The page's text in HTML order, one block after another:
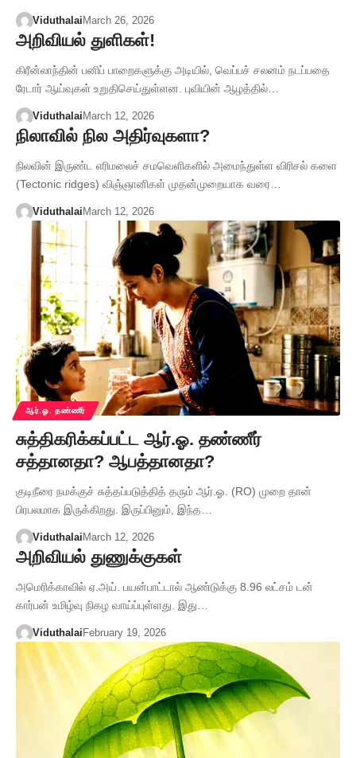
Viduthalai March 26, 2026
அறிவியல் துளிகள்!
கிரீன்லாந்தின் பனிப் பாறைகளுக்கு அடியில், வெப்பச் சலனம் நடப்பதை
ரேடார் ஆய்வுகள் உறுதிசெய்துள்ளன. புவியின் ஆழத்தில்…
Viduthalai March 12, 2026
நிலாவில் நில அதிர்வுகளா?
நிலவின் இருண்ட எரிமலைச் சமவெளிகளில் அமைந்துள்ள விரிசல் களை
(Tectonic ridges) விஞ்ஞானிகள் முதன்முறையாக வரை…
Viduthalai March 12, 2026
ஆர்.ஓ. தண்ணீர்
சுத்திகரிக்கப்பட்ட ஆர்.ஓ. தண்ணீர்
சத்தானதா? ஆபத்தானதா?
குடிநீரை நமக்குச் சுத்தப்படுத்தித் தரும் ஆர்.ஓ. (RO) முறை தான்
பிரபலமாக இருக்கிறது. இருப்பினும், இந்த…
Viduthalai March 12, 2026
அறிவியல் துணுக்குகள்
அமெரிக்காவில் ஏ.அய். பயன்பாட்டால் ஆண்டுக்கு 8.96 லட்சம் டன்
கார்பன் உமிழ்வு நிகழ வாய்ப்புள்ளது. இது…
Viduthalai February 19, 2026